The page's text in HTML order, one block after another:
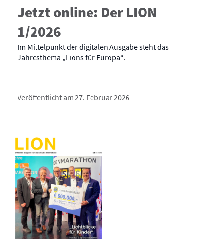
Jetzt online: Der LION
1/2026
Im Mittelpunkt der digitalen Ausgabe steht das
Jahresthema „Lions für Europa“.
Veröffentlicht am 27. Februar 2026